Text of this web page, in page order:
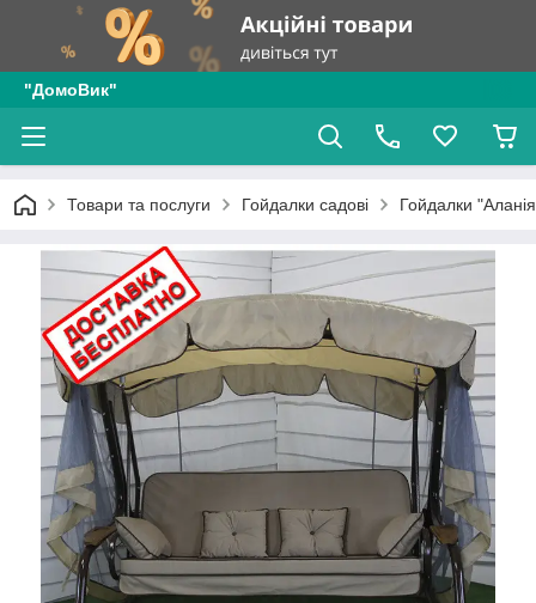
"ДомоВик"
Товари та послуги Гойдалки садові Гойдалки